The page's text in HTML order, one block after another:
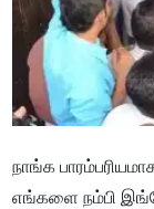
நாங்க
எங்களை நம்பி